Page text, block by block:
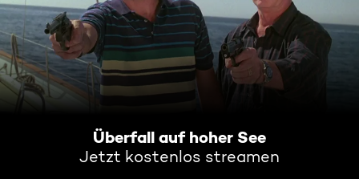
Überfall auf hoher See
Jetzt kostenlos streamen